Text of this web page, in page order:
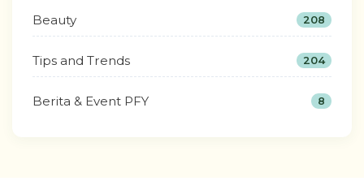
Beauty 208
Tips and Trends 204
Berita & Event PFY 8